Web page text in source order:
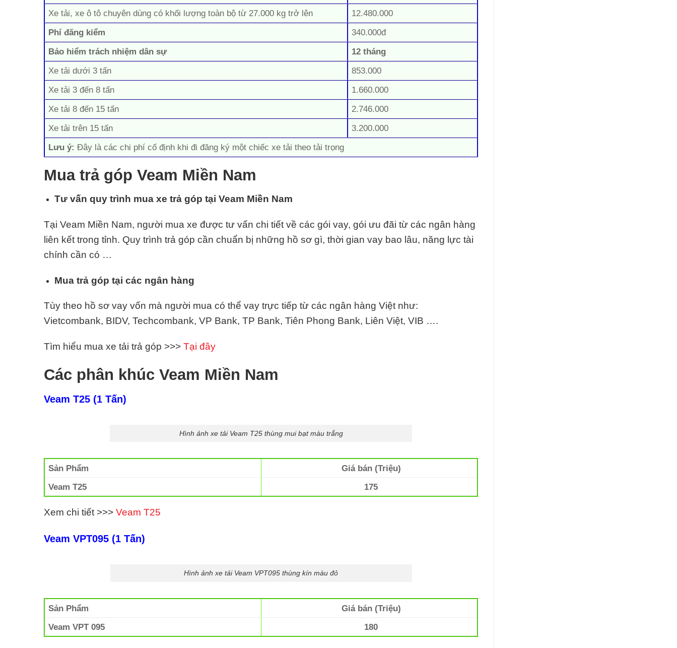
Xe tải, xe ô tô chuyên dùng có khối lượng toàn bộ từ 27.000 kg trở lên
12.480.000
Phí đăng kiểm
340.000đ
Bảo hiểm trách nhiệm dân sự
12 tháng
Xe tải dưới 3 tấn
853.000
Xe tải 3 đến 8 tấn
1.660.000
Xe tải 8 đến 15 tấn
2.746.000
Xe tải trên 15 tấn
3.200.000
Lưu ý:Đây là các chi phí cố định khi đi đăng ký một chiếc xe tải theo tải trọng
Mua trả góp Veam Miền Nam
Tư vấn quy trình mua xe trả góp tại Veam Miền Nam
Tại Veam Miền Nam, người mua xe được tư vấn chi tiết về các gói vay, gói ưu đãi từ các ngân hàng
liên kết trong tỉnh. Quy trình trả góp cần chuẩn bị những hồ sơ gì, thời gian vay bao lâu, năng lực tài
chính cần có …
Mua trả góp tại các ngân hàng
Tùy theo hồ sơ vay vốn mà người mua có thể vay trực tiếp từ các ngân hàng Việt như:
Vietcombank, BIDV, Techcombank, VP Bank, TP Bank, Tiên Phong Bank, Liên Việt, VIB ….
Tìm hiểu mua xe tải trả góp >>> Tại đây
Các phân khúc Veam Miền Nam
Veam T25 (1 Tấn)
Hình ảnh xe tải Veam T25 thùng mui bạt màu trắng
Sản Phẩm
Giá bán (Triệu)
Veam T25
175
Xem chi tiết >>> Veam T25
Veam VPT095 (1 Tấn)
Hình ảnh xe tải Veam VPT095 thùng kín màu đỏ
Sản Phẩm
Giá bán (Triệu)
Veam VPT 095
180